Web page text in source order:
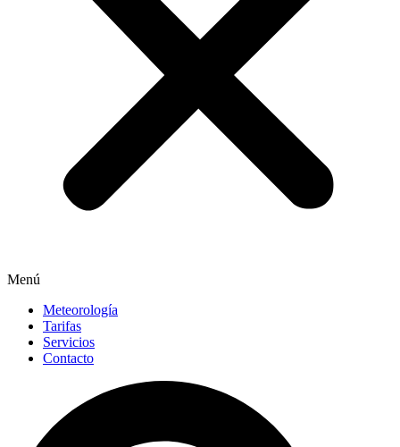
Menú
Meteorología
Tarifas
Servicios
Contacto